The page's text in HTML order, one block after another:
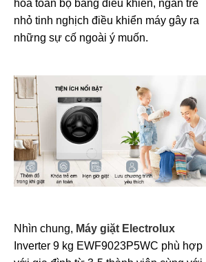
hóa toàn bộ bảng điều khiển, ngăn trẻ
nhỏ tinh nghịch điều khiển máy gây ra
những sự cố ngoài ý muốn.
Nhìn chung, Máy giặt Electrolux
Inverter 9 kg EWF9023P5WC phù hợp